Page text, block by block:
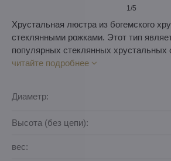
1 /5
Хрустальная люстра из богемского
стеклянными рожками. Этот тип
популярных стеклянных хрустальных
читайте подробнее
Диаметр:
Высота (без цепи):
вес: